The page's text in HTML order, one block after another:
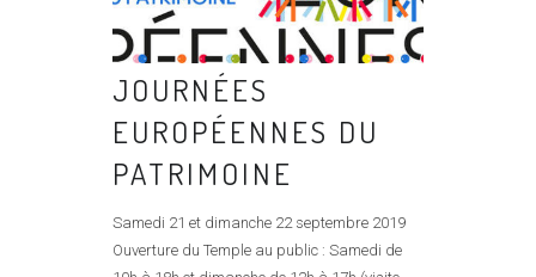
JOURNÉES
EUROPÉENNES DU
PATRIMOINE
Samedi 21 et dimanche 22 septembre 2019
Ouverture du Temple au public : Samedi de